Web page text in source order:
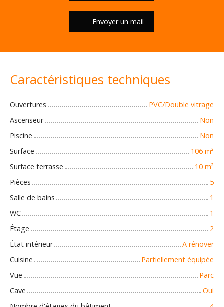
Envoyer un mail
Caractéristiques techniques
Ouvertures
PVC/Double vitrage
Ascenseur
Non
Piscine
Non
Surface
106 m²
Surface terrasse
10 m²
Pièces
5
Salle de bains
1
WC
1
Étage
2
État intérieur
A rénover
Cuisine
Partiellement équipée
Vue
Parc
Cave
Oui